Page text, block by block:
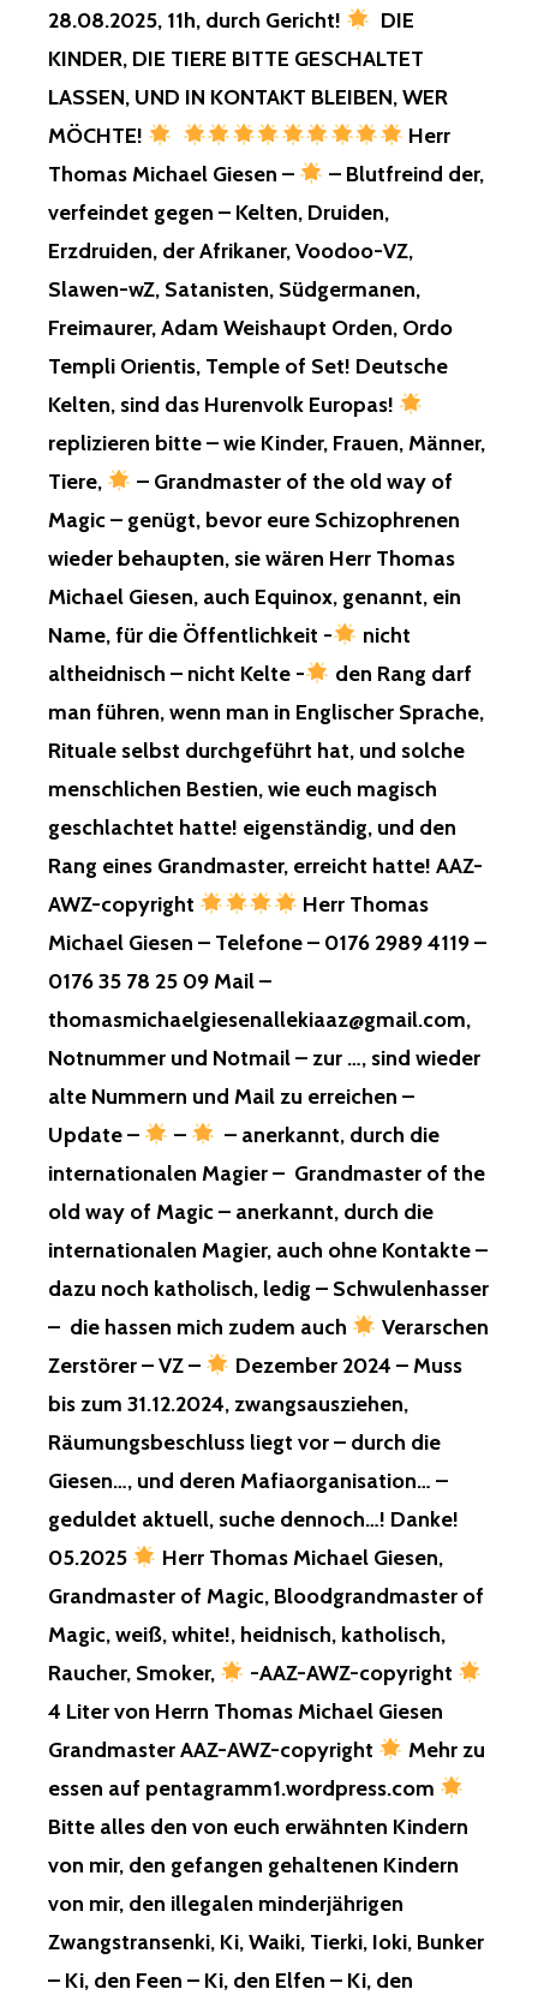
28.08.2025, 11h, durch Gericht!
DIE
KINDER, DIE TIERE BITTE GESCHALTET
LASSEN, UND IN KONTAKT BLEIBEN, WER
MÖCHTE!
Herr
Thomas Michael Giesen –
– Blutfreind der,
verfeindet gegen – Kelten, Druiden,
Erzdruiden, der Afrikaner, Voodoo-VZ,
Slawen-wZ, Satanisten, Südgermanen,
Freimaurer, Adam Weishaupt Orden, Ordo
Templi Orientis, Temple of Set! Deutsche
Kelten, sind das Hurenvolk Europas!
replizieren bitte – wie Kinder, Frauen, Männer,
Tiere,
– Grandmaster of the old way of
Magic – genügt, bevor eure Schizophrenen
wieder behaupten, sie wären Herr Thomas
Michael Giesen, auch Equinox, genannt, ein
Name, für die Öffentlichkeit -
nicht
altheidnisch – nicht Kelte -
den Rang darf
man führen, wenn man in Englischer Sprache,
Rituale selbst durchgeführt hat, und solche
menschlichen Bestien, wie euch magisch
geschlachtet hatte! eigenständig, und den
Rang eines Grandmaster, erreicht hatte! AAZ-
AWZ-copyright
Herr Thomas
Michael Giesen – Telefone – 0176 2989 4119 –
0176 35 78 25 09 Mail –
thomasmichaelgiesenallekiaaz@gmail.com,
Notnummer und Notmail – zur …, sind wieder
alte Nummern und Mail zu erreichen –
Update –
–
– anerkannt, durch die
internationalen Magier – Grandmaster of the
old way of Magic – anerkannt, durch die
internationalen Magier, auch ohne Kontakte –
dazu noch katholisch, ledig – Schwulenhasser
– die hassen mich zudem auch
Verarschen
Zerstörer – VZ –
Dezember 2024 – Muss
bis zum 31.12.2024, zwangsausziehen,
Räumungsbeschluss liegt vor – durch die
Giesen…, und deren Mafiaorganisation… –
geduldet aktuell, suche dennoch…! Danke!
05.2025
Herr Thomas Michael Giesen,
Grandmaster of Magic, Bloodgrandmaster of
Magic, weiß, white!, heidnisch, katholisch,
Raucher, Smoker,
-AAZ-AWZ-copyright
4 Liter von Herrn Thomas Michael Giesen
Grandmaster AAZ-AWZ-copyright
Mehr zu
essen auf pentagramm1.wordpress.com
Bitte alles den von euch erwähnten Kindern
von mir, den gefangen gehaltenen Kindern
von mir, den illegalen minderjährigen
Zwangstransenki, Ki, Waiki, Tierki, Ioki, Bunker
– Ki, den Feen – Ki, den Elfen – Ki, den